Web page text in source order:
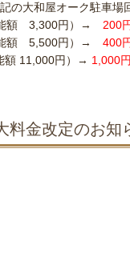
屋オーク駐車場回
能額 3,300円）→ 200
能額 5,500円）→ 400
額 11,000円）→ 1,000
金改定のお知